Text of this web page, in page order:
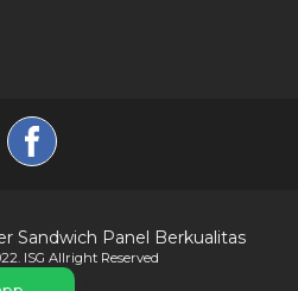
Sandwich Panel Berkualitas
ISG Allright Reserved